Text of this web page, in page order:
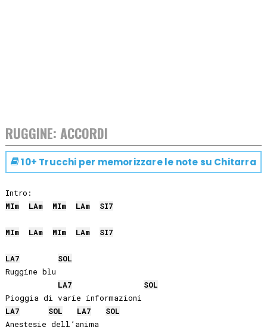
RUGGINE: ACCORDI
10+ Trucchi per memorizzare le note su Chitarra
MIm LAm MIm LAm SI7
MIm LAm MIm LAm SI7
LA7
SOL
Ruggine blu
LA7
SOL
LA7 SOL LA7
SOL
Anestesie dell’anima